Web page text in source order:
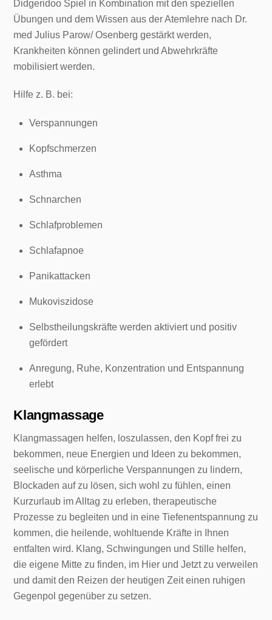
Didgeridoo Spiel in Kombination mit den speziellen
Übungen und dem Wissen aus der Atemlehre nach Dr.
med Julius Parow/ Osenberg gestärkt werden,
Krankheiten können gelindert und Abwehrkräfte
mobilisiert werden.
Hilfe z. B. bei:
Verspannungen
Kopfschmerzen
Asthma
Schnarchen
Schlafproblemen
Schlafapnoe
Panikattacken
Mukoviszidose
Selbstheilungskräfte werden aktiviert und positiv
gefördert
Anregung, Ruhe, Konzentration und Entspannung
erlebt
Klangmassage
Klangmassagen helfen, loszulassen, den Kopf frei zu
bekommen, neue Energien und Ideen zu bekommen,
seelische und körperliche Verspannungen zu lindern,
Blockaden auf zu lösen, sich wohl zu fühlen, einen
Kurzurlaub im Alltag zu erleben, therapeutische
Prozesse zu begleiten und in eine Tiefenentspannung zu
kommen, die heilende, wohltuende Kräfte in Ihnen
entfalten wird. Klang, Schwingungen und Stille helfen,
die eigene Mitte zu finden, im Hier und Jetzt zu verweilen
und damit den Reizen der heutigen Zeit einen ruhigen
Gegenpol gegenüber zu setzen.